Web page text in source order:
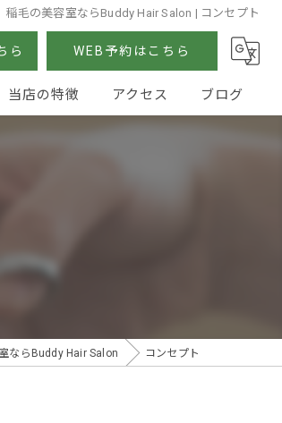
稲毛の美容室ならBuddy Hair Salon | コンセプト
ら WEB予約はこちら
当店の特徴
ストレート
アクセス ブログ
ならBuddy Hair Salon コンセプト